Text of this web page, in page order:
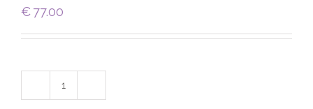
€77.00
Exclusief
massief